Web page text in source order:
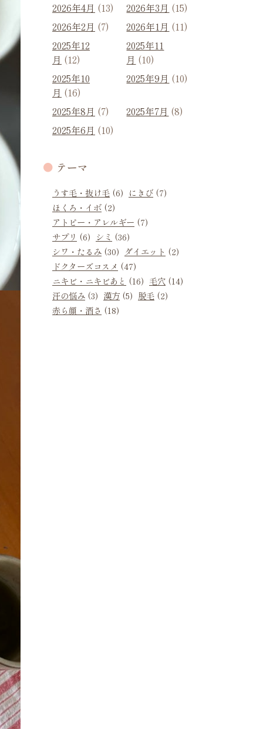
2026年4月 (13) 2026年3月 (15)
2026年2月 (7) 2026年1月 (11)
2025年12
月 (12)
2025年11
月 (10)
2025年10
月 (16)
2025年9月 (10)
2025年8月 (7) 2025年7月 (8)
2025年6月 (10)
テーマ
うす毛・抜け毛 (6) にきび (7)
ほくろ・イボ (2)
アトピー・アレルギー (7)
サプリ (6) シミ (36)
シワ・たるみ (30) ダイエット (2)
ドクターズコスメ (47)
ニキビ・ニキビあと (16) 毛穴 (14)
汗の悩み (3) 漢方 (5) 脱毛 (2)
赤ら顔・酒さ (18)